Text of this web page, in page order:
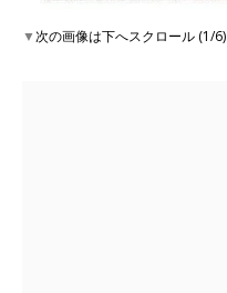
▼次の画像は下へスクロール (1/6)